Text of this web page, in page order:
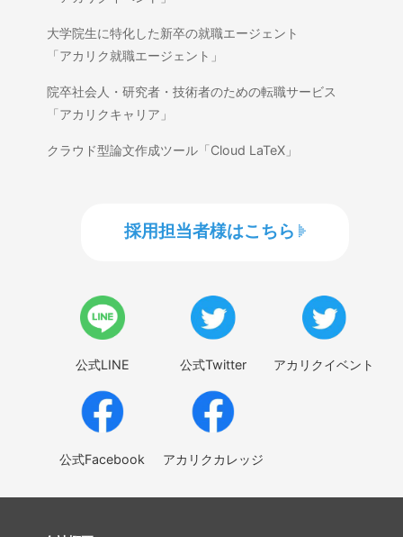
大学院生に特化した新卒の就職エージェント
「アカリク就職エージェント」
院卒社会人・研究者・技術者のための転職サービス
「アカリクキャリア」
クラウド型論文作成ツール「Cloud LaTeX」
採用担当者様はこちら
公式LINE 公式Twitter アカリクイベント
公式Facebook アカリクカレッジ